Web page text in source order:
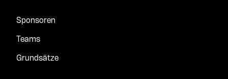
Sponsoren
Teams
Grundsätze